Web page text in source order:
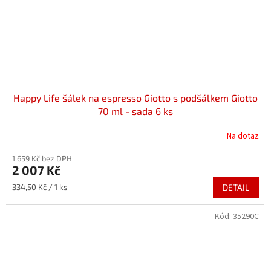
Happy Life šálek na espresso Giotto s podšálkem Giotto
70 ml - sada 6 ks
Na dotaz
1 659 Kč bez DPH
2 007 Kč
Měrná
334,50 Kč / 1 ks DETAIL
Kód: 35290C